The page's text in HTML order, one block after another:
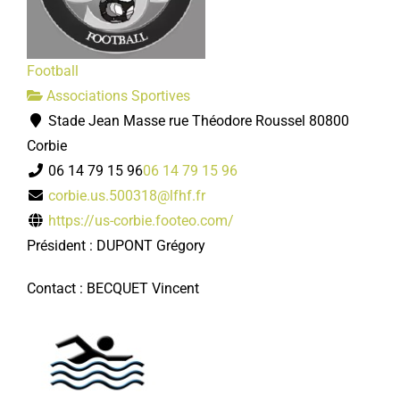
Football
Associations Sportives
Stade Jean Masse rue Théodore Roussel 80800
Corbie
06 14 79 15 9606 14 79 15 96
corbie.us.500318@lfhf.fr
https://us-corbie.footeo.com/
Président : DUPONT Grégory
Contact : BECQUET Vincent